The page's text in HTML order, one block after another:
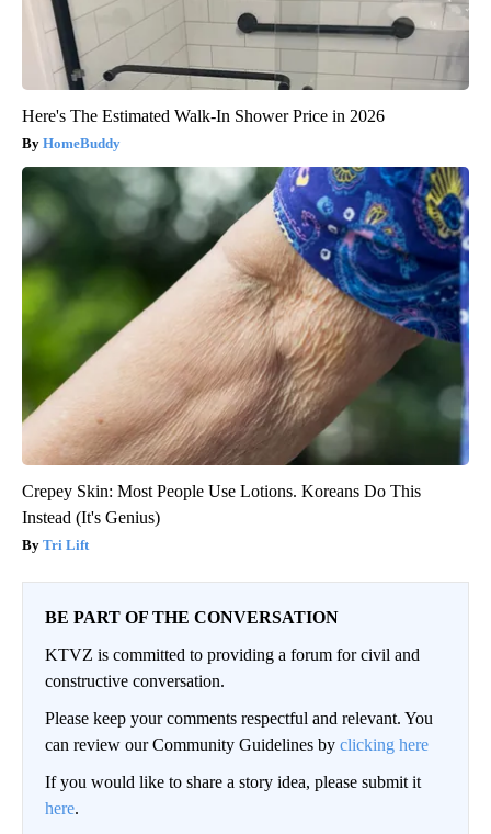
Here's The Estimated Walk-In Shower Price in 2026
HomeBuddy
Crepey Skin: Most People Use Lotions. Koreans Do This
Instead (It's Genius)
Tri Lift
BE PART OF THE CONVERSATION
KTVZ is committed to providing a forum for civil and
constructive conversation.
Please keep your comments respectful and relevant. You
can review our Community Guidelines by clicking here
If you would like to share a story idea, please submit it
here.